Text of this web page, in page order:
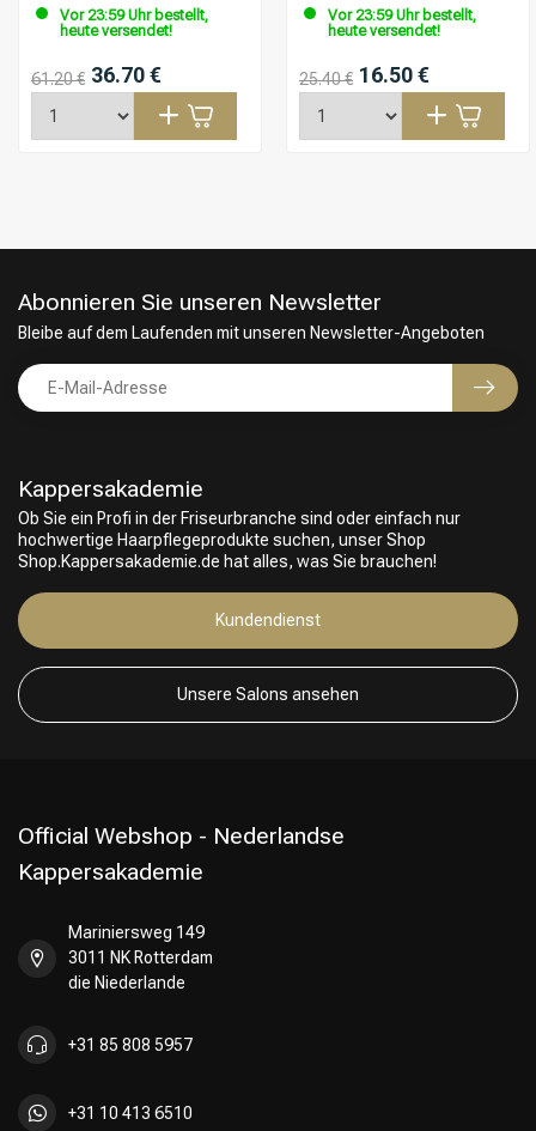
Friseurwahl
Vor 23:59 Uhr bestellt,
heute versendet!
61.20 € 36.70 €
Vor 23:59 Uhr bestellt,
heute versendet!
25.40 € 16.50 €
Kappersakademie
Ob Sie ein Profi in der Friseurbranche sind oder einfach nur
hochwertige Haarpflegeprodukte suchen, unser Shop
Shop.Kappersakademie.de hat alles, was Sie brauchen!
Kundendienst
Unsere Salons ansehen
Abonnieren Sie unseren Newsletter
Bleibe auf dem Laufenden mit unseren Newsletter-Angeboten
Official Webshop - Nederlandse
Kappersakademie
Mariniersweg 149
3011 NK Rotterdam
die Niederlande
+31 85 808 5957
+31 10 413 6510